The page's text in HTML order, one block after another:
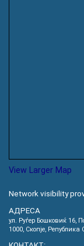
View Larger Map
Network visibility
АДРЕСА
ул. Руѓер Бошковиќ 16,
1000, Скопје,